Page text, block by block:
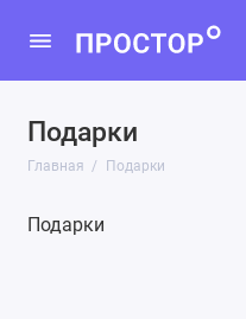
Подарки
Главная Подарки
Подарки